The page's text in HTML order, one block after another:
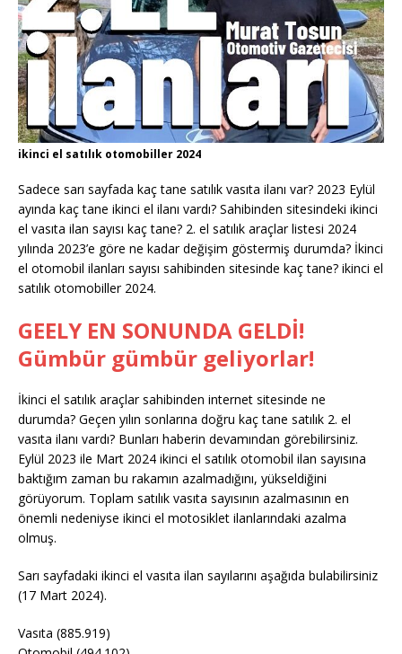
ikinci el satılık otomobiller 2024
Sadece sarı sayfada kaç tane satılık vasıta ilanı var? 2023 Eylül
ayında kaç tane ikinci el ilanı vardı? Sahibinden sitesindeki ikinci
el vasıta ilan sayısı kaç tane? 2. el satılık araçlar listesi 2024
yılında 2023’e göre ne kadar değişim göstermiş durumda? İkinci
el otomobil ilanları sayısı sahibinden sitesinde kaç tane? ikinci el
satılık otomobiller 2024.
GEELY EN SONUNDA GELDİ!
Gümbür gümbür geliyorlar!
İkinci el satılık araçlar sahibinden internet sitesinde ne
durumda? Geçen yılın sonlarına doğru kaç tane satılık 2. el
vasıta ilanı vardı? Bunları haberin devamından görebilirsiniz.
Eylül 2023 ile Mart 2024 ikinci el satılık otomobil ilan sayısına
baktığım zaman bu rakamın azalmadığını, yükseldiğini
görüyorum. Toplam satılık vasıta sayısının azalmasının en
önemli nedeniyse ikinci el motosiklet ilanlarındaki azalma
olmuş.
Sarı sayfadaki ikinci el vasıta ilan sayılarını aşağıda bulabilirsiniz
(17 Mart 2024).
Vasıta (885.919)